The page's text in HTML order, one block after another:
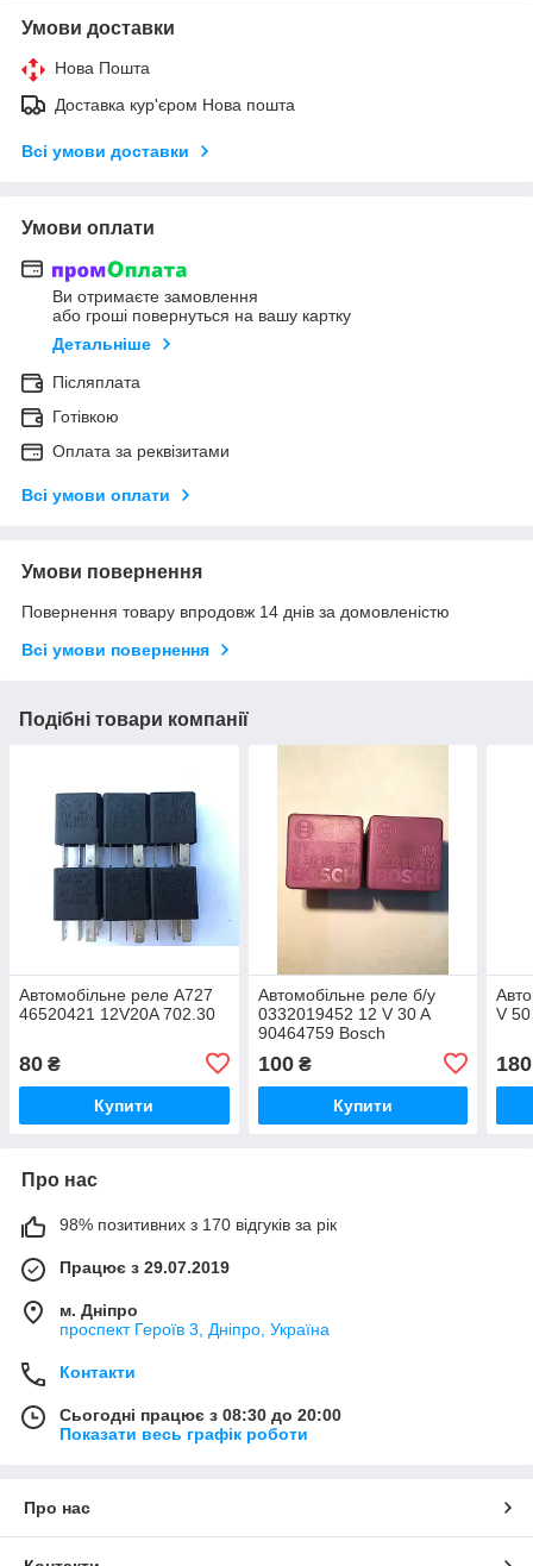
Умови доставки
Нова Пошта
Доставка кур'єром Нова пошта
Всі умови доставки
Умови оплати
Ви отримаєте замовлення
або гроші повернуться на вашу картку
Детальніше
Післяплата
Готівкою
Оплата за реквізитами
Всі умови оплати
Умови повернення
Повернення товару впродовж 14 днів за домовленістю
Всі умови повернення
Подібні товари компанії
Автомобільне реле A727
46520421 12V20A 702.30
80 ₴
Купити
Автомобільне реле б/у
0332019452 12 V 30 A
90464759 Bosch
100₴
Купити
V
180
Про нас
98% позитивних з 170 відгуків за рік
Працює з 29.07.2019
м. Дніпро
проспект Героїв 3, Дніпро, Україна
Контакти
Сьогодні працює з 08:30 до 20:00
Показати весь графік роботи
Про нас